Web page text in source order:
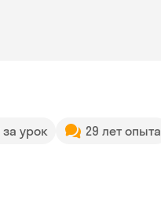
за урок 29 лет опыта